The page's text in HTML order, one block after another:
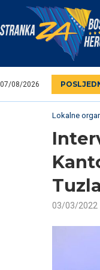
07/08/2026
Lokalne
03/03/2022